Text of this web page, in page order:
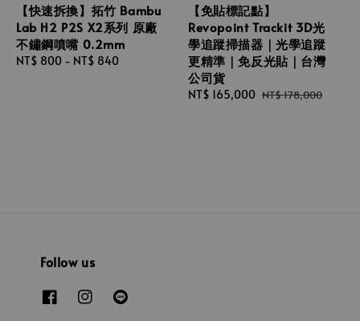
【快速拆換】拓竹 Bambu
Lab H2 P2S X2系列 原廠
不鏽鋼噴嘴 0.2mm
Regular
NT$ 800 - NT$ 840
【免貼標記點】
Revopoint Trackit 3D光
學追蹤掃描器｜光學追蹤
更精準｜免反光貼｜台灣
公司貨
Sale
NT$ 165,000 Regular
NT$ 178,000
Follow us